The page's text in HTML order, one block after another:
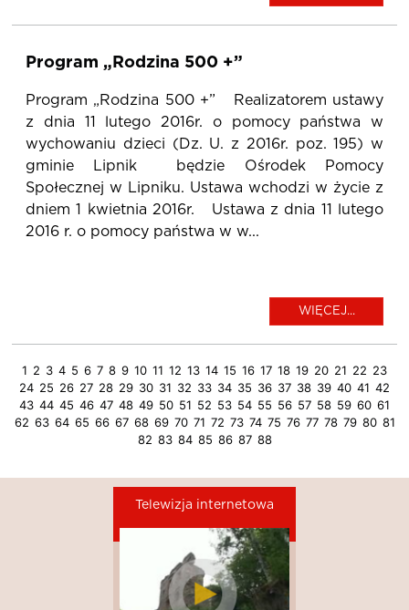
Program „Rodzina 500 +”
Program „Rodzina 500 +” Realizatorem ustawy
z dnia 11 lutego 2016r. o pomocy państwa w
wychowaniu dzieci (Dz. U. z 2016r. poz. 195) w
gminie Lipnik będzie Ośrodek Pomocy
Społecznej w Lipniku. Ustawa wchodzi w życie z
dniem 1 kwietnia 2016r. Ustawa z dnia 11 lutego
2016 r. o pomocy państwa w w...
WIĘCEJ...
1 2 3 4 5 6 7 8 9 10 11 12 13 14 15 16 17 18 19 20 21 22 23
24 25 26 27 28 29 30 31 32 33 34 35 36 37 38 39 40 41 42
43 44 45 46 47 48 49 50 51 52 53 54 55 56 57 58 59 60 61
62 63 64 65 66 67 68 69 70 71 72 73 74 75 76 77 78 79 80 81
82 83 84 85 86 87 88
Telewizja internetowa